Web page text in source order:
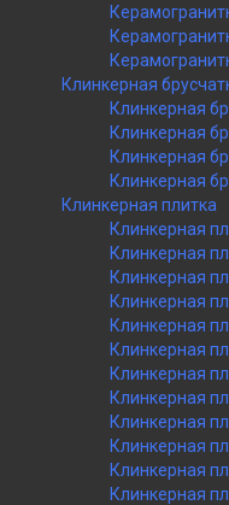
Клинкерная
Клинкерная
Клинкерная
Клинкерная
Клинкерная
Клинкерная плитка
Клинкерная
Клинкерная
Клинкерная
Клинкерная
Клинкерная
Клинкерная
Клинкерная
Клинкерная
Клинкерная
Клинкерная
Клинкерная
Клинкерная